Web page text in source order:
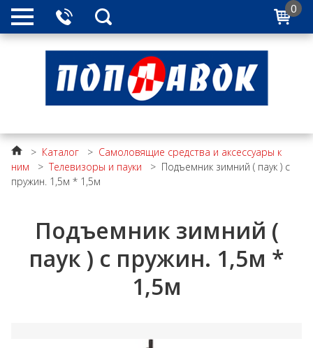
0
> Каталог > Самоловящие средства и аксессуары к
ним
>Телевизоры и пауки > Подъемник зимний ( паук ) с
пружин. 1,5м * 1,5м
Подъемник зимний (
паук ) с пружин. 1,5м *
1,5м